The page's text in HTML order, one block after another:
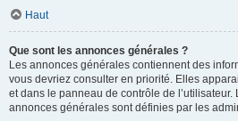
Haut
Que sont les annonces générales ?
Les annonces générales contiennent des
vous devriez consulter en priorité. Elles
et dans le panneau de contrôle de
annonces générales sont définies par les